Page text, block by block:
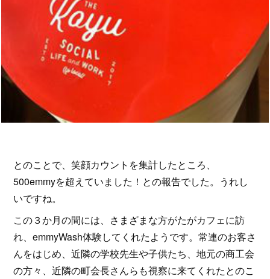
とのことで、笑顔カウントを集計したところ、
500emmyを超えていました！との報告でした。うれし
いですね。
この３か月の間には、さまざまな方がたがカフェに訪
れ、emmyWash体験してくれたようです。常連のお客さ
んをはじめ、近隣の学校先生や子供たち、地元の商工会
の方々、近隣の町会長さんらも視察に来てくれたとのこ